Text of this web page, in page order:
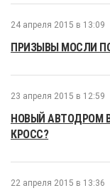
24 апреля 2015 в 13:09
ПРИЗЫВЫ МОСЛИ
23 апреля 2015 в 12:59
НОВЫЙ АВТОДРОМ
КРОСС?
22 апреля 2015 в 13:36